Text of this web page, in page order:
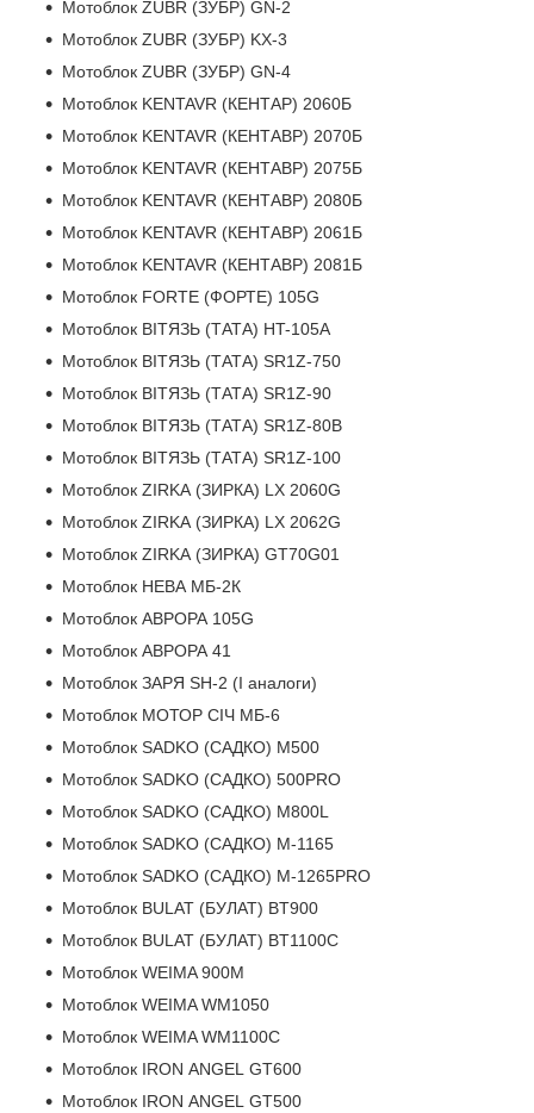
Мотоблок ZUBR (ЗУБР) GN-2
Мотоблок ZUBR (ЗУБР) KX-3
Мотоблок ZUBR (ЗУБР) GN-4
Мотоблок KENTAVR (КЕНТАР) 2060Б
Мотоблок KENTAVR (КЕНТАВР) 2070Б
Мотоблок KENTAVR (КЕНТАВР) 2075Б
Мотоблок KENTAVR (КЕНТАВР) 2080Б
Мотоблок KENTAVR (КЕНТАВР) 2061Б
Мотоблок KENTAVR (КЕНТАВР) 2081Б
Мотоблок FORTE (ФОРТЕ) 105G
Мотоблок ВІТЯЗЬ (ТАТА) HT-105A
Мотоблок ВІТЯЗЬ (ТАТА) SR1Z-750
Мотоблок ВІТЯЗЬ (ТАТА) SR1Z-90
Мотоблок ВІТЯЗЬ (ТАТА) SR1Z-80B
Мотоблок ВІТЯЗЬ (ТАТА) SR1Z-100
Мотоблок ZIRKA (ЗИРКА) LX 2060G
Мотоблок ZIRKA (ЗИРКА) LX 2062G
Мотоблок ZIRKA (ЗИРКА) GT70G01
Мотоблок НЕВА МБ-2К
Мотоблок АВРОРА 105G
Мотоблок АВРОРА 41
Мотоблок ЗАРЯ SH-2 (І аналоги)
Мотоблок МОТОР СІЧ МБ-6
Мотоблок SADKO (САДКО) M500
Мотоблок SADKO (САДКО) 500PRO
Мотоблок SADKO (САДКО) M800L
Мотоблок SADKO (САДКО) M-1165
Мотоблок SADKO (САДКО) M-1265PRO
Мотоблок BULAT (БУЛАТ) BT900
Мотоблок BULAT (БУЛАТ) BT1100C
Мотоблок WEIMA 900M
Мотоблок WEIMA WM1050
Мотоблок WEIMA WM1100C
Мотоблок IRON ANGEL GT600
Мотоблок IRON ANGEL GT500